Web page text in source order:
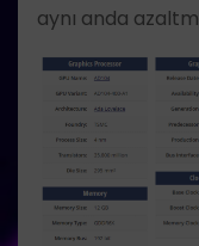
aynı anda